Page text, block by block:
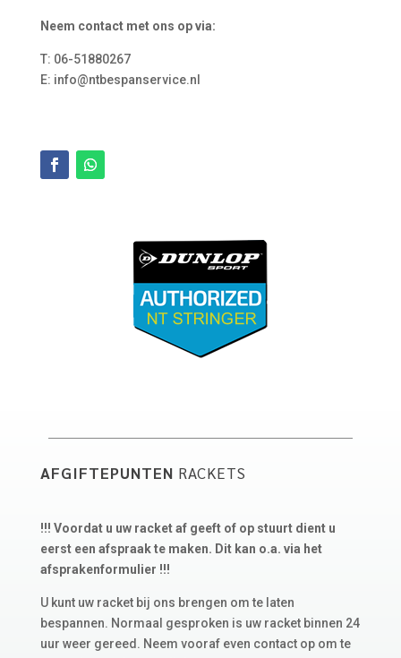
Neem contact met ons op via:
T: 06-51880267
E: info@ntbespanservice.nl
AFGIFTEPUNTEN RACKETS
!!! Voordat u uw racket af geeft of op stuurt dient u
eerst een afspraak te maken. Dit kan o.a. via het
afsprakenformulier !!!
U kunt uw racket bij ons brengen om te laten
bespannen. Normaal gesproken is uw racket binnen 24
uur weer gereed. Neem vooraf even contact op om te